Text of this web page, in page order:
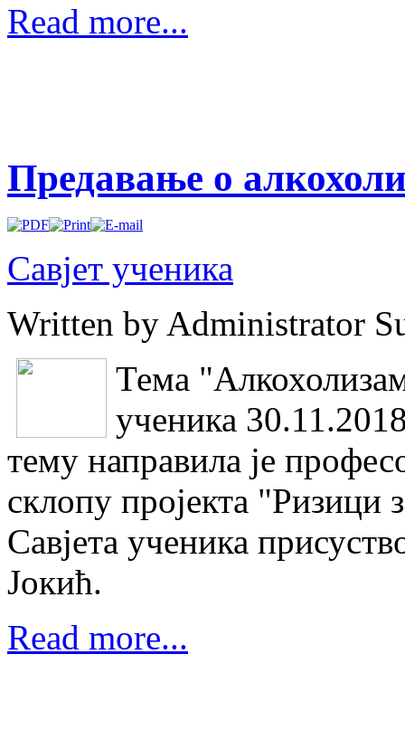
Read more...
Предавање о
Савјет ученика
Written by Administrator
Тема
ученика
тему направила је
склопу пројекта "Ризици
Савјета ученика
Јокић.
Read more...